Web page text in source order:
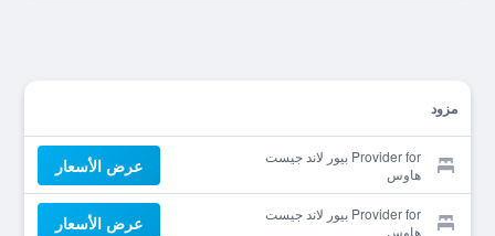
مزود
Provider for بيور لاند جيست
هاوس
عرض الأسعار
Provider for بيور لاند جيست
هاوس
عرض الأسعار